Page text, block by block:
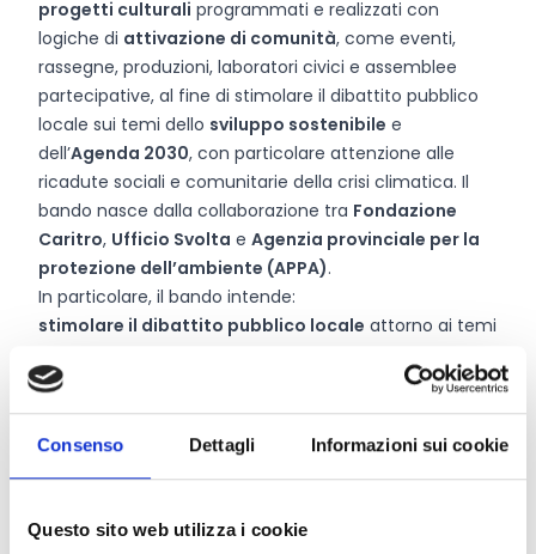
Consenso Dettagli Informazioni sui cookie
Questo sito web utilizza i cookie
progetti culturali programmati e realizzati con
logiche di attivazione di comunità, come eventi,
rassegne, produzioni, laboratori civici e assemblee
partecipative, al fine di stimolare il dibattito pubblico
locale sui temi dello sviluppo sostenibile e
dell’Agenda 2030, con particolare attenzione alle
ricadute sociali e comunitarie della crisi climatica. Il
bando nasce dalla collaborazione tra Fondazione
Caritro, Ufficio Svolta e Agenzia provinciale per la
protezione dell’ambiente (APPA).
In particolare, il bando intende:
stimolare il dibattito pubblico locale attorno ai temi
attivare o rafforzare reti civiche, di volontariato e
di attivismoper promuovere iniziative di sviluppo
sostenibile dei territori;